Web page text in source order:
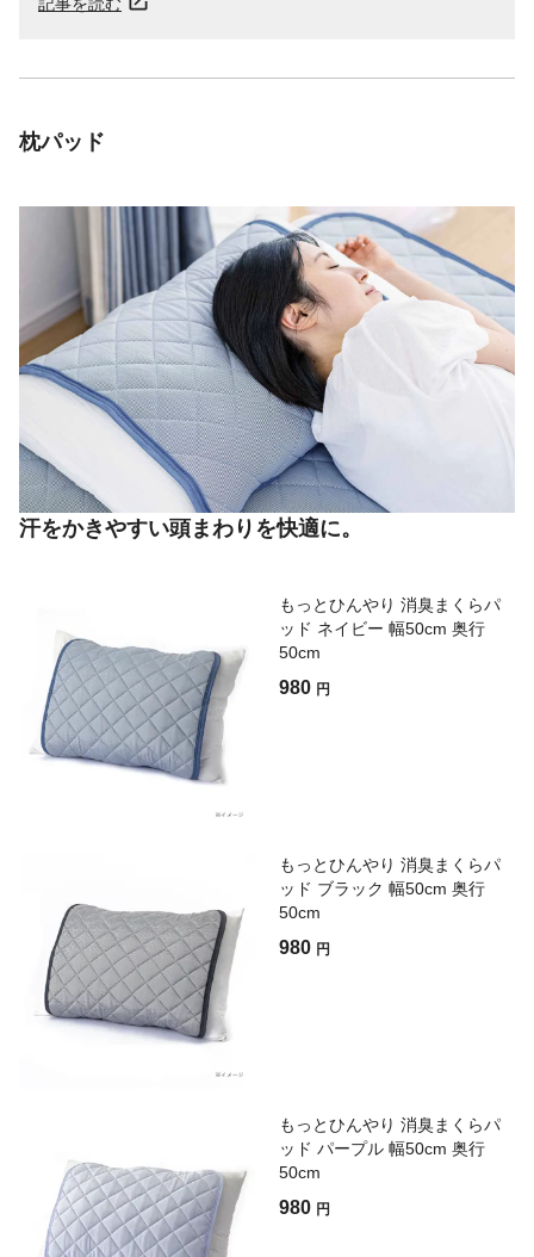
枕パッド
汗をかきやすい頭まわりを快適に。
もっとひんやり 消臭まくらパ
ッド ネイビー 幅50cm 奥行
50cm
980 円
もっとひんやり 消臭まくらパ
ッド ブラック 幅50cm 奥行
50cm
980 円
もっとひんやり 消臭まくらパ
ッド パープル 幅50cm 奥行
50cm
980 円